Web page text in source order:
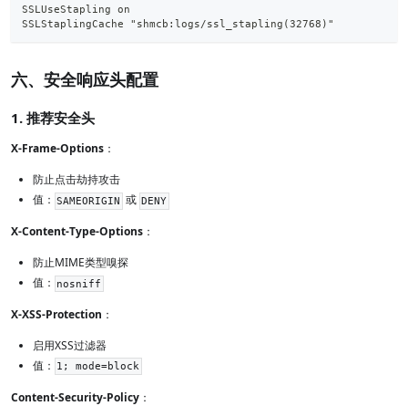
SSLUseStapling on
SSLStaplingCache "shmcb:logs/ssl_stapling(32768)"
六、安全响应头配置
1. 推荐安全头
X-Frame-Options ：
防止点击劫持攻击
值： SAMEORIGIN 或 DENY
X-Content-Type-Options ：
防止MIME类型嗅探
值： nosniff
X-XSS-Protection ：
启用XSS过滤器
值： 1; mode=block
Content-Security-Policy ：